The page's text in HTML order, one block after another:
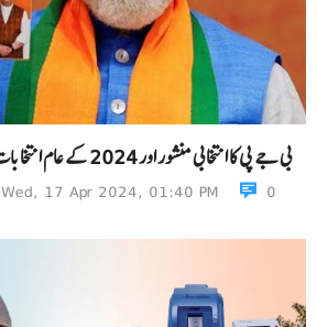
بی جے پی کا انتخابی منشور اور 2024 کے عام انتخابات
Wed, 17 Apr 2024, 01:40 PM 0